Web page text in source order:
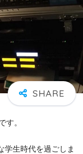
す。
学生時代を過ごしま